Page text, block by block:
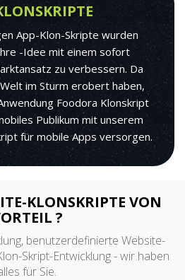
App-Klon-Skripte wurden
-Idee mit einem sofort
zu verbessern. Da
im Sturm erobert haben,
Foodora Klonskript
Publikum mit unserem
für mobile Apps versorgen.
KLONSKRIPTE VON
?
benutzerdefinierte Website-
Skript-Entwicklung - wir haben
für Sie.